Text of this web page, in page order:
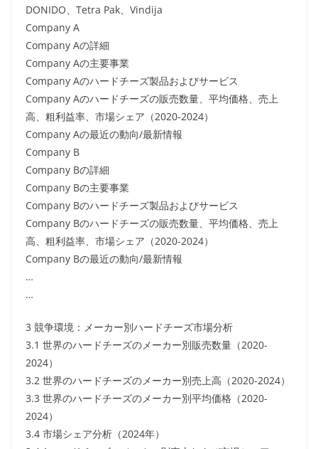
DONIDO、Tetra Pak、Vindija
Company A
Company Aの詳細
Company Aの主要事業
Company Aのハードチーズ製品およびサービス
Company Aのハードチーズの販売数量、平均価格、売上
高、粗利益率、市場シェア（2020-2024）
Company Aの最近の動向/最新情報
Company B
Company Bの詳細
Company Bの主要事業
Company Bのハードチーズ製品およびサービス
Company Bのハードチーズの販売数量、平均価格、売上
高、粗利益率、市場シェア（2020-2024）
Company Bの最近の動向/最新情報
…
…
3 競争環境：メーカー別ハードチーズ市場分析
3.1 世界のハードチーズのメーカー別販売数量（2020-
2024）
3.2 世界のハードチーズのメーカー別売上高（2020-2024）
3.3 世界のハードチーズのメーカー別平均価格（2020-
2024）
3.4 市場シェア分析（2024年）